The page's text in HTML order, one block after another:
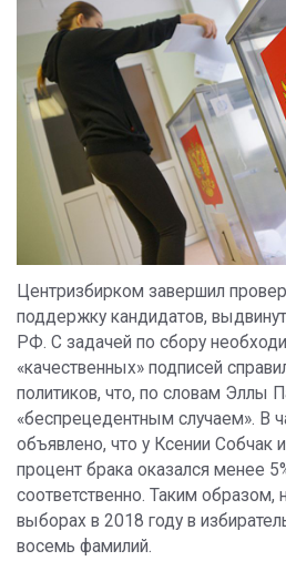
Центризбирком завершил
поддержку кандидатов,
РФ. С задачей по сбору
«качественных» подписей
политиков, что, по словам Эллы
«беспрецедентным случаем». В
объявлено, что у Ксении Собчак
процент брака оказался менее
соответственно. Таким образом,
выборах в 2018 году в
восемь фамилий.